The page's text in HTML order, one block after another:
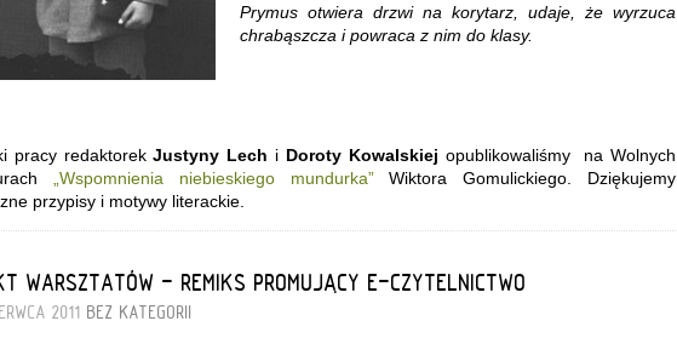
Prymus otwiera drzwi na korytarz, udaje, że wyrzuca
chrabąszcza i powraca z nim do klasy.
pracy redaktorekJustyny Lech i Doroty Kowalskiej opublikowaliśmy na Wolnych
„Wspomnienia niebieskiego mundurka”Wiktora Gomulickiego. Dziękujemy
przypisy i motywy literackie.
WARSZTATÓW - REMIKS PROMUJĄCY E-CZYTELNICTWO
2011 BEZ KATEGORII